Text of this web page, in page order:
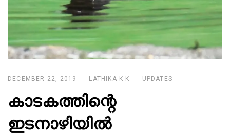
DECEMBER 22, 2019 LATHIKA K K UPDATES
കാടകത്തിന്റെ
ഇടനാഴിയിൽ